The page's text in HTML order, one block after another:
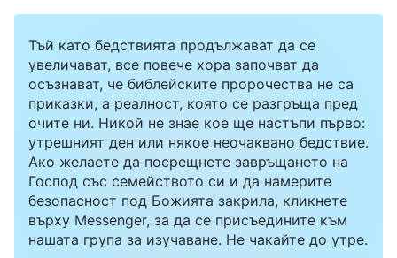
работата ни, които не можех да проумея, Йе
Сюн активно изразяваше мнението си и
даваше няколко предложения. Ако имаше
части в работните ми писма, в които
общението ми не беше ясно, тя ми помагаше
да ги подобря. През тези два дни обаче Йе
Сюн дори не разговаряше за проблемите,
които срещахме в работата си. Исках да ги
засегна и да ги обсъдим, но когато видях, че
Тъй като бедствията продължават да се
увеличават, все повече хора започват да
осъзнават, че библейските пророчества не са
приказки, а реалност, която се разгръща пред
очите ни. Никой не знае кое ще настъпи първо:
утрешният ден или някое неочаквано бедствие.
Ако желаете да посрещнете завръщането на
Господ със семейството си и да намерите
безопасност под Божията закрила, кликнете
върху Messenger, за да се присъедините към
нашата група за изучаване. Не чакайте до утре.